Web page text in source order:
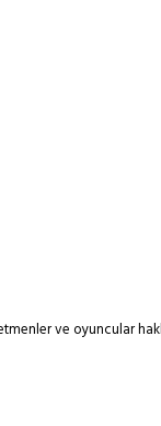
ve oyuncular